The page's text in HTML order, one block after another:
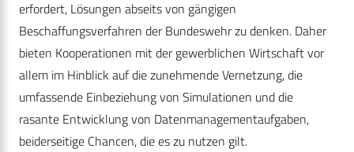
erfordert, Lösungen abseits von gängigen
Beschaffungsverfahren der Bundeswehr zu denken. Daher
bieten Kooperationen mit der gewerblichen Wirtschaft vor
allem im Hinblick auf die zunehmende Vernetzung, die
umfassende Einbeziehung von Simulationen und die
rasante Entwicklung von Datenmanagementaufgaben,
beiderseitige Chancen, die es zu nutzen gilt.